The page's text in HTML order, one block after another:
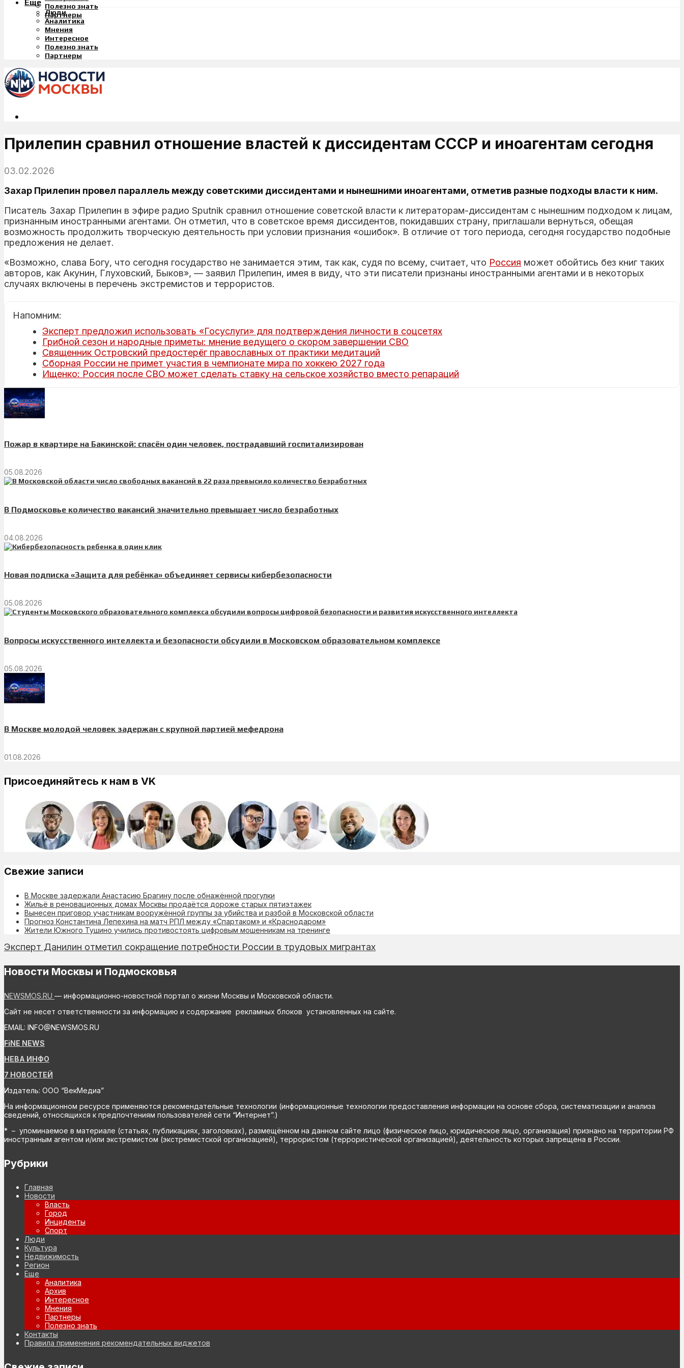
Полезно знать
Партнеры
Еще
Люди
Аналитика
Мнения
Интересное
Полезно знать
Партнеры
Прилепин сравнил отношение властей к диссидентам СССР и иноагентам сегодня
03.02.2026
Захар Прилепин провел параллель между советскими диссидентами и нынешними иноагентами, отметив разные подходы власти к ним.
Писатель Захар Прилепин в эфире радио Sputnik сравнил отношение советской власти к литераторам-диссидентам с нынешним подходом к лицам,
признанным иностранными агентами. Он отметил, что в советское время диссидентов, покидавших страну, приглашали вернуться, обещая
возможность продолжить творческую деятельность при условии признания «ошибок». В отличие от того периода, сегодня государство подобные
предложения не делает.
«Возможно, слава Богу, что сегодня государство не занимается этим, так как, судя по всему, считает, что Россия может обойтись без книг таких
авторов, как Акунин, Глуховский, Быков», — заявил Прилепин, имея в виду, что эти писатели признаны иностранными агентами и в некоторых
случаях включены в перечень экстремистов и террористов.
Напомним:
Эксперт предложил использовать «Госуслуги» для подтверждения личности в соцсетях
Грибной сезон и народные приметы: мнение ведущего о скором завершении СВО
Священник Островский предостерёг православных от практики медитаций
Сборная России не примет участия в чемпионате мира по хоккею 2027 года
Ищенко: Россия после СВО может сделать ставку на сельское хозяйство вместо репараций
Пожар в квартире на Бакинской: спасён один человек, пострадавший госпитализирован
05.08.2026
В Подмосковье количество вакансий значительно превышает число безработных
04.08.2026
Новая подписка «Защита для ребёнка» объединяет сервисы кибербезопасности
05.08.2026
Вопросы искусственного интеллекта и безопасности обсудили в Московском образовательном комплексе
05.08.2026
В Москве молодой человек задержан с крупной партией мефедрона
01.08.2026
Присоединяйтесь к нам в VK
Свежие записи
В Москве задержали Анастасию Брагину после обнажённой прогулки
Жильё в реновационных домах Москвы продаётся дороже старых пятиэтажек
Вынесен приговор участникам вооружённой группы за убийства и разбой в Московской области
Прогноз Константина Лепехина на матч РПЛ между «Спартаком» и «Краснодаром»
Жители Южного Тушино учились противостоять цифровым мошенникам на тренинге
Эксперт Данилин отметил сокращение потребности России в трудовых мигрантах
Новости Москвы и Подмосковья
NEWSMOS.RU — информационно-новостной портал о жизни Москвы и Московской области.
Сайт не несет ответственности за информацию и содержание рекламных блоков установленных на сайте.
EMAIL: INFO@NEWSMOS.RU
FiNE NEWS
НЕВА ИНФО
7 НОВОСТЕЙ
Издатель: ООО “ВекМедиа”
На информационном ресурсе применяются рекомендательные технологии (информационные технологии предоставления информации на основе сбора, систематизации и анализа
сведений, относящихся к предпочтениям пользователей сети “Интернет”.)
* – упоминаемое в материале (статьях, публикациях, заголовках), размещённом на данном сайте лицо (физическое лицо, юридическое лицо, организация) признано на территории РФ
иностранным агентом и/или экстремистом (экстремистской организацией), террористом (террористической организацией), деятельность которых запрещена в России.
Рубрики
Главная
Новости
Власть
Город
Инциденты
Спорт
Люди
Культура
Недвижимость
Регион
Еще
Аналитика
Архив
Интересное
Мнения
Партнеры
Полезно знать
Контакты
Правила применения рекомендательных виджетов